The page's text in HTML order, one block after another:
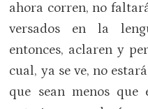
ahora corren, no
versados en la
entonces, aclaren y
cual, ya se ve, no
que sean menos que